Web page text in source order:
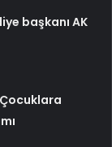
başkanı AK
Çocuklara